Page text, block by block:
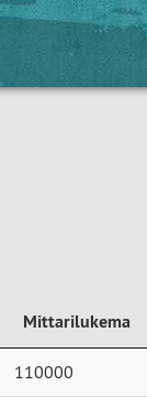
Mittarilukema
Mittarilukema
110000